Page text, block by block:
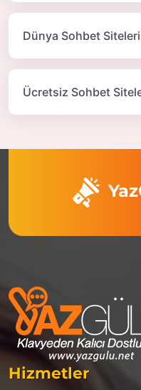
Dünya Sohbet Siteleri
Ücretsiz Sohbet
Hizmetler